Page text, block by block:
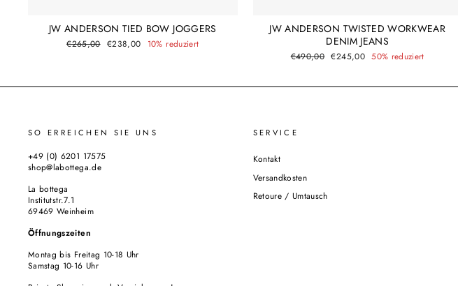
JW ANDERSON TIED BOW JOGGERS
Normaler
€265,00 Sonderpreis
€238,00 10% reduziert
JW ANDERSON TWISTED WORKWEAR
DENIM JEANS
Normaler
€490,00 Sonderpreis
€245,00 50% reduziert
SO ERREICHEN SIE UNS
+49 (0) 6201 17575
shop@labottega.de
La bottega
Institutstr.7.1
69469 Weinheim
Öffnungszeiten
Montag bis Freitag 10-18 Uhr
Samstag 10-16 Uhr
SERVICE
Kontakt
Versandkosten
Retoure / Umtausch